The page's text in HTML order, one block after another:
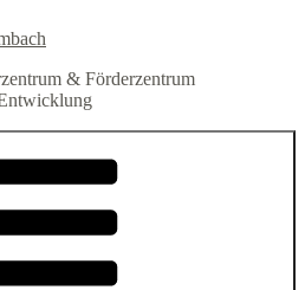
& Förderzentrum